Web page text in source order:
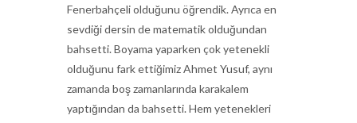
Fenerbahçeli olduğunu öğrendik. Ayrıca en
sevdiği dersin de matematik olduğundan
bahsetti. Boyama yaparken çok yetenekli
olduğunu fark ettiğimiz Ahmet Yusuf, aynı
zamanda boş zamanlarında karakalem
yaptığından da bahsetti. Hem yetenekleri